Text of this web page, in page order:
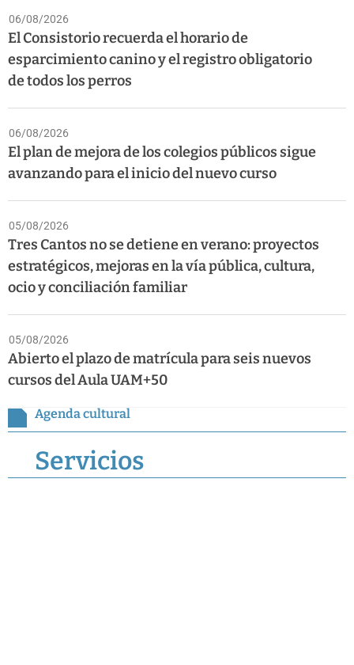
06/08/2026
El Consistorio recuerda el horario de
esparcimiento canino y el registro obligatorio
de todos los perros
06/08/2026
El plan de mejora de los colegios públicos sigue
avanzando para el inicio del nuevo curso
05/08/2026
Tres Cantos no se detiene en verano: proyectos
estratégicos, mejoras en la vía pública, cultura,
ocio y conciliación familiar
05/08/2026
Abierto el plazo de matrícula para seis nuevos
cursos del Aula UAM+50
Agenda cultural
Servicios